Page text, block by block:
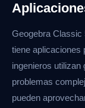
Geogebra Classic
tiene aplicaciones
ingenieros
problemas
pueden